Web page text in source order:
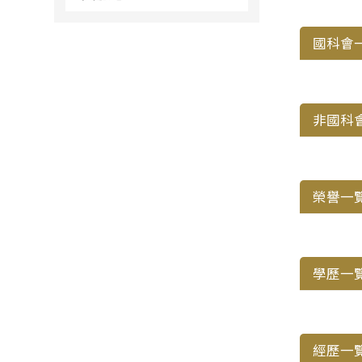
國科會
非國科
榮譽一
學歷一
經歷一